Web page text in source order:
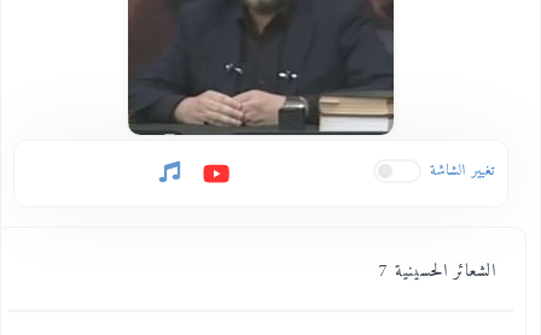
تغيير الشاشة
الشعائر الحسينية 7